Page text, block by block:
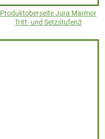
Produktoberseite Jura Marmor
Tritt- und Setzstufen3